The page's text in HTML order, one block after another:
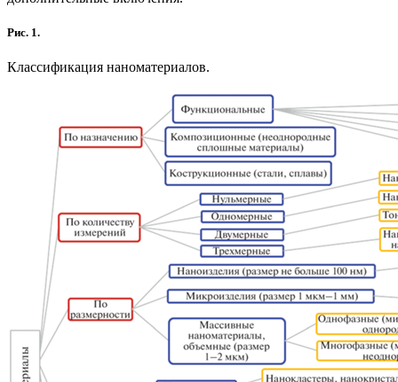
Рис. 1.
Классификация наноматериалов.